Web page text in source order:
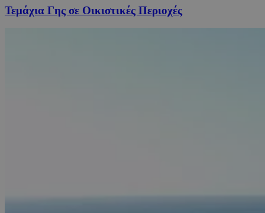
Τεμάχια Γης σε Οικιστικές Περιοχές